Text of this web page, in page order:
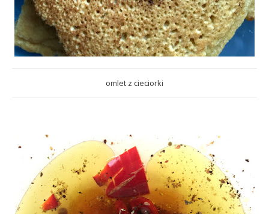
omlet z cieciorki